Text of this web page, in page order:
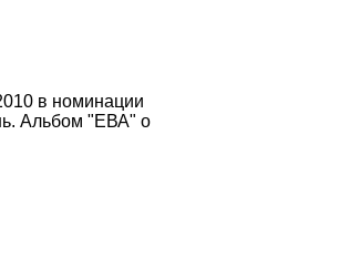
в номинации
Альбом "ЕВА" о